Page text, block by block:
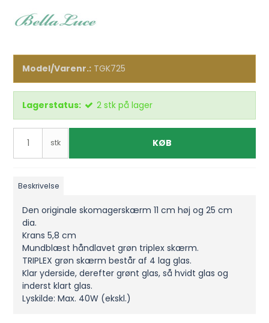
Model/Varenr.: TGK725
Lagerstatus: 2 stk på lager
stk KØB
Beskrivelse
Den originale skomagerskærm 11 cm høj og 25 cm
dia.
Krans 5,8 cm
Mundblæst håndlavet grøn triplex skærm.
TRIPLEX grøn skærm består af 4 lag glas.
Klar yderside, derefter grønt glas, så hvidt glas og
inderst klart glas.
Lyskilde: Max. 40W (ekskl.)